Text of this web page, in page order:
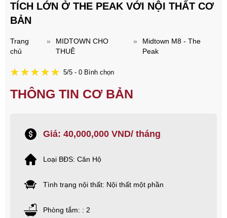
TÍCH LỚN Ở THE PEAK VỚI NỘI THẤT CƠ
BẢN
Trang
chủ
»
MIDTOWN CHO
THUÊ
»
Midtown M8 - The
Peak
5/5 - 0 Bình chọn
THÔNG TIN CƠ BẢN
Giá: 40,000,000 VND/ tháng
Loại BĐS: Căn Hộ
Tình trạng nội thất: Nội thất một phần
Phòng tắm: : 2